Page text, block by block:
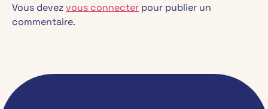
Vous devezvous connecter pour publier un
commentaire.